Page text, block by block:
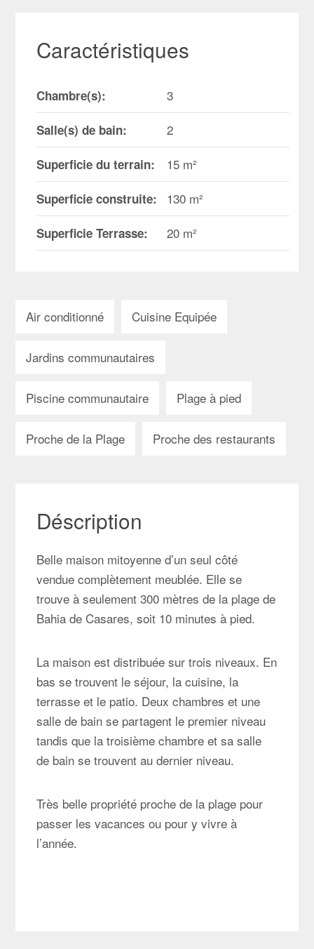
Caractéristiques
Chambre(s): 3
Salle(s) de bain: 2
Superficie du terrain: 15 m²
Superficie construite: 130 m²
Superficie Terrasse: 20 m²
Air conditionné Cuisine Equipée
Jardins communautaires
Piscine communautaire Plage à pied
Proche de la Plage Proche des restaurants
Déscription
Belle maison mitoyenne d’un seul côté
vendue complètement meublée. Elle se
trouve à seulement 300 mètres de la plage de
Bahia de Casares, soit 10 minutes à pied.
La maison est distribuée sur trois niveaux. En
bas se trouvent le séjour, la cuisine, la
terrasse et le patio. Deux chambres et une
salle de bain se partagent le premier niveau
tandis que la troisième chambre et sa salle
de bain se trouvent au dernier niveau.
Très belle propriété proche de la plage pour
passer les vacances ou pour y vivre à
l’année.